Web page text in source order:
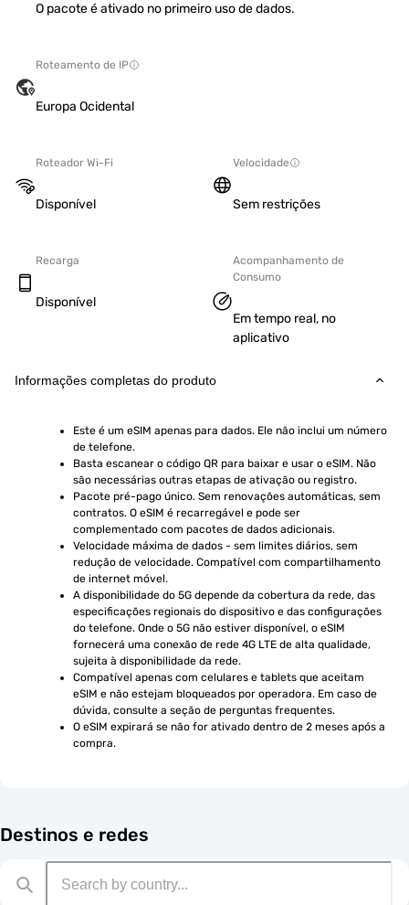
O pacote é ativado no primeiro uso de dados.
Roteamento de IP
Europa Ocidental
Roteador Wi-Fi
Disponível
Velocidade
Sem restrições
Recarga
Disponível
Acompanhamento de
Consumo
Em tempo real, no
aplicativo
Informações completas do produto
Este é um eSIM apenas para dados. Ele não inclui um número
de telefone.
Basta escanear o código QR para baixar e usar o eSIM. Não
são necessárias outras etapas de ativação ou registro.
Pacote pré-pago único. Sem renovações automáticas, sem
contratos. O eSIM é recarregável e pode ser
complementado com pacotes de dados adicionais.
Velocidade máxima de dados - sem limites diários, sem
redução de velocidade. Compatível com compartilhamento
de internet móvel.
A disponibilidade do 5G depende da cobertura da rede, das
especificações regionais do dispositivo e das configurações
do telefone. Onde o 5G não estiver disponível, o eSIM
fornecerá uma conexão de rede 4G LTE de alta qualidade,
sujeita à disponibilidade da rede.
Compatível apenas com celulares e tablets que aceitam
eSIM e não estejam bloqueados por operadora. Em caso de
dúvida, consulte a seção de perguntas frequentes.
O eSIM expirará se não for ativado dentro de 2 meses após a
compra.
Destinos e redes